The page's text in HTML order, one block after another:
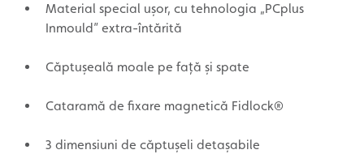
Material special ușor, cu tehnologia „PCplus
Inmould” extra-întărită
Căptușeală moale pe față și spate
Cataramă de fixare magnetică Fidlock®
3 dimensiuni de căptușeli detașabile